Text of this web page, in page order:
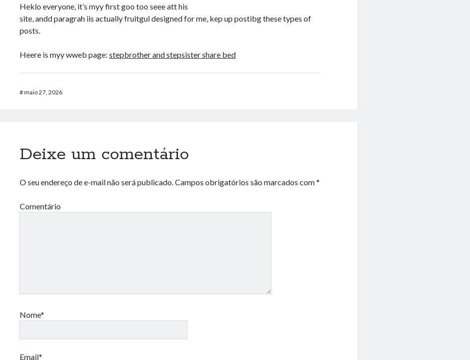
Heklo everyone, it’s myy first goo too seee att his
site, andd paragrah iis actually fruitgul designed for me, kep up postibg these types of
posts.
Heere is myy wweb page:stepbrother and stepsister share bed
#maio 27, 2026
Deixe um comentário
O seu endereço de e-mail não será publicado.Campos obrigatórios são marcados com*
Comentário
Nome*
Email*